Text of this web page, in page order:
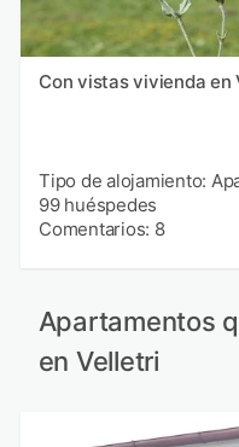
Con vistas vivienda en
Tipo de alojamiento:
99 huéspedes
Comentarios: 8
Apartamentos
en Velletri